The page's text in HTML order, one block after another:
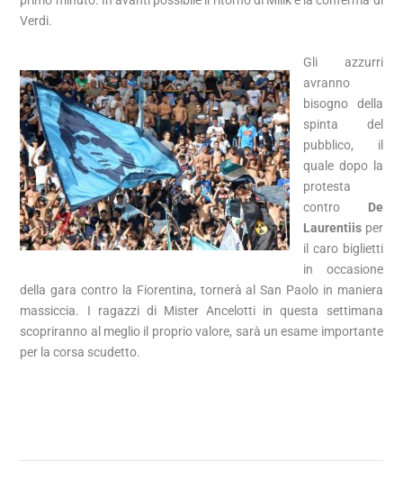
Verdi.
Gli azzurri
avranno
bisogno della
spinta del
pubblico, il
quale dopo la
protesta
contro De
Laurentiis per
il caro biglietti
in occasione
della gara contro la Fiorentina, tornerà al San Paolo in maniera
massiccia. I ragazzi di Mister Ancelotti in questa settimana
scopriranno al meglio il proprio valore, sarà un esame importante
per la corsa scudetto.